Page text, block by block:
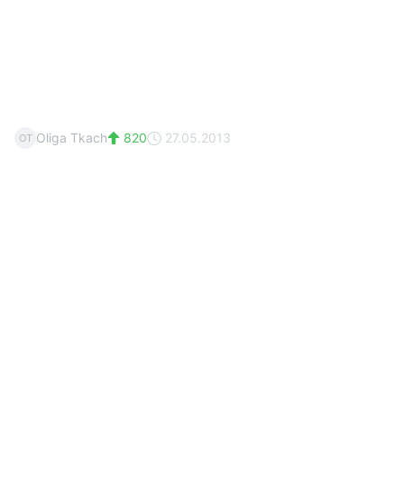
OT Oliga Tkach 820 27.05.2013